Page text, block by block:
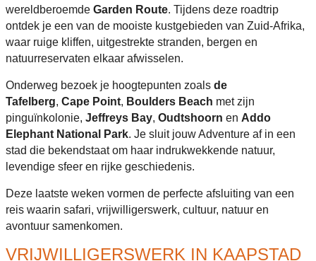
wereldberoemde Garden Route. Tijdens deze roadtrip
ontdek je een van de mooiste kustgebieden van Zuid-Afrika,
waar ruige kliffen, uitgestrekte stranden, bergen en
natuurreservaten elkaar afwisselen.
Onderweg bezoek je hoogtepunten zoals de
Tafelberg, Cape Point, Boulders Beach met zijn
pinguïnkolonie, Jeffreys Bay, Oudtshoorn en Addo
Elephant National Park. Je sluit jouw Adventure af in een
stad die bekendstaat om haar indrukwekkende natuur,
levendige sfeer en rijke geschiedenis.
Deze laatste weken vormen de perfecte afsluiting van een
reis waarin safari, vrijwilligerswerk, cultuur, natuur en
avontuur samenkomen.
VRIJWILLIGERSWERK IN KAAPSTAD